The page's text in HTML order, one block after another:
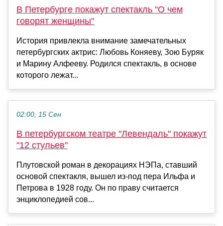
В Петербурге покажут спектакль "О чем
говорят женщины"
История привлекла внимание замечательных
петербургских актрис: Любовь Коняеву, Зою Буряк
и Марину Алфееву. Родился спектакль, в основе
которого лежат...
02:00, 15 Сен
В петербургском театре "Левендаль" покажут
"12 стульев"
Плутовской роман в декорациях НЭПа, ставший
основой спектакля, вышел из-под пера Ильфа и
Петрова в 1928 году. Он по праву считается
энциклопедией сов...